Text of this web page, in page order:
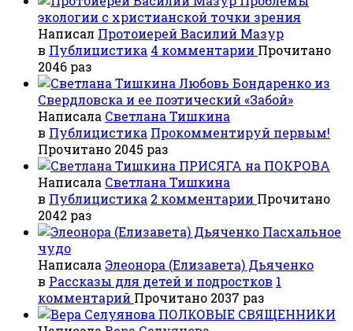
экологии с христианской точки зрения
Написал Протоиерей Василий Мазур
в Публицистика 4 комментарии Прочитано
2046 раз
Любовь Бондаренко из
Свердловска и ее поэтический «Забой»
Написала Светлана Тишкина
в Публицистика Прокомментируй первым!
Прочитано 2045 раз
ПРИСЯГА на ПОКРОВА
Написала Светлана Тишкина
в Публицистика 2 комментарии Прочитано
2042 раз
Пасхальное
чудо
Написала Элеонора (Елизавета) Дьяченко
в Рассказы для детей и подростков 1
комментарий Прочитано 2037 раз
ПОЛКОВЫЕ СВЯЩЕННИКИ